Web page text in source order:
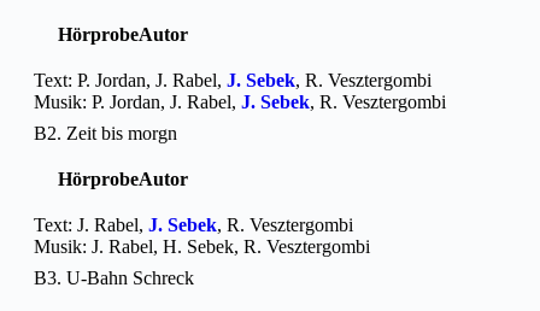
HörprobeAutor
Text: P. Jordan, J. Rabel, J. Sebek, R. Vesztergombi
Musik: P. Jordan, J. Rabel, J. Sebek, R. Vesztergombi
B2. Zeit bis morgn
HörprobeAutor
Text: J. Rabel, J. Sebek, R. Vesztergombi
Musik: J. Rabel, H. Sebek, R. Vesztergombi
B3. U-Bahn Schreck